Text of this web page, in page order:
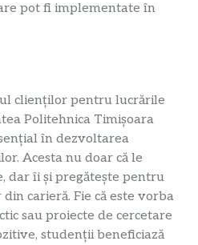
pot fi implementate în
clienților pentru lucrările
Politehnica Timișoara
în dezvoltarea
Acesta nu doar că le
dar îi și pregătește pentru
carieră. Fie că este vorba
sau proiecte de cercetare
studenții beneficiază